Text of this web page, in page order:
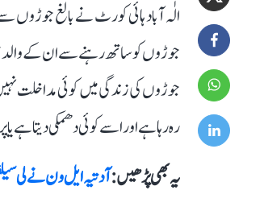
الٰہ آباد ہائی کورٹ نے بالغ جوڑوں
جوڑوں کو ساتھ رہنے سے ان کے
جوڑوں کی زندگی میں کوئی مداخلت
رہ رہا ہے اور اسے کوئی دھمکی دیتا ہے
یہ بھی پڑھیں :آدتیہ ایل ون نے لی